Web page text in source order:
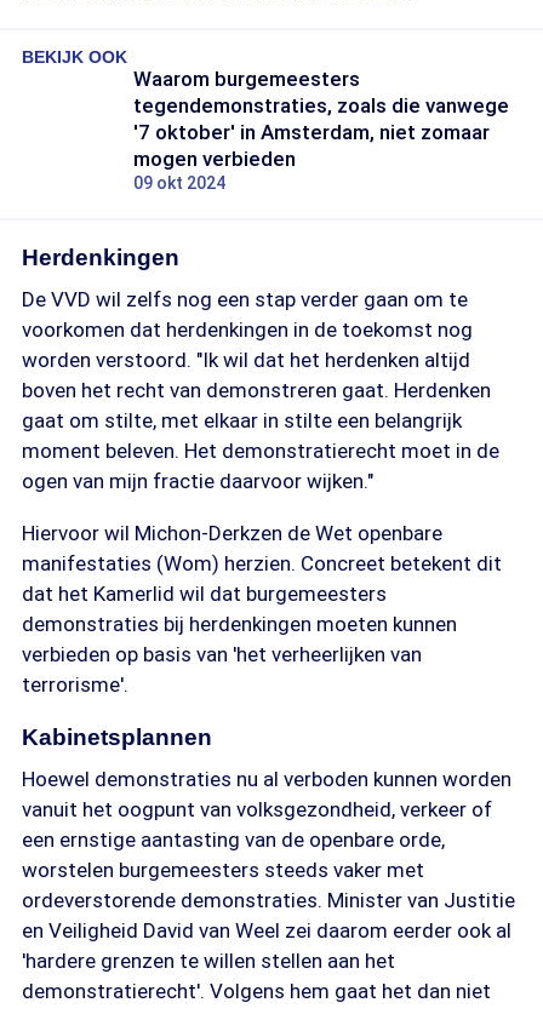
BEKIJK OOK
Waarom burgemeesters
tegendemonstraties, zoals die vanwege
'7 oktober' in Amsterdam, niet zomaar
mogen verbieden
09 okt 2024
Herdenkingen
De VVD wil zelfs nog een stap verder gaan om te
voorkomen dat herdenkingen in de toekomst nog
worden verstoord. "Ik wil dat het herdenken altijd
boven het recht van demonstreren gaat. Herdenken
gaat om stilte, met elkaar in stilte een belangrijk
moment beleven. Het demonstratierecht moet in de
ogen van mijn fractie daarvoor wijken."
Hiervoor wil Michon-Derkzen de Wet openbare
manifestaties (Wom) herzien. Concreet betekent dit
dat het Kamerlid wil dat burgemeesters
demonstraties bij herdenkingen moeten kunnen
verbieden op basis van 'het verheerlijken van
terrorisme'.
Kabinetsplannen
Hoewel demonstraties nu al verboden kunnen worden
vanuit het oogpunt van volksgezondheid, verkeer of
een ernstige aantasting van de openbare orde,
worstelen burgemeesters steeds vaker met
ordeverstorende demonstraties. Minister van Justitie
en Veiligheid David van Weel zei daarom eerder ook al
'hardere grenzen te willen stellen aan het
demonstratierecht'. Volgens hem gaat het dan niet